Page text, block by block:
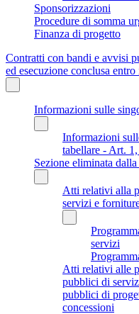
Sponsorizzazioni
Procedure di somma
Finanza di progetto
Contratti con bandi e avvisi
ed esecuzione conclusa
Informazioni sulle
Informazioni
tabellare - Art.
Sezione eliminata
Atti relativi alla
servizi e
servizi
Atti relativi alle
pubblici di
pubblici di
concessioni